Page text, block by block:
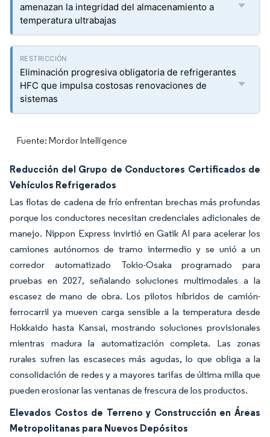
amenazan la integridad del almacenamiento a
temperatura ultrabajas
Eliminación progresiva obligatoria de refrigerantes
HFC que impulsa costosas renovaciones de
sistemas
Fuente: Mordor Intelligence
Reducción del Grupo de Conductores Certificados de
Vehículos Refrigerados
Las flotas de cadena de frío enfrentan brechas más profundas
porque los conductores necesitan credenciales adicionales de
manejo. Nippon Express invirtió en Gatik AI para acelerar los
camiones autónomos de tramo intermedio y se unió a un
corredor automatizado Tokio-Osaka programado para
pruebas en 2027, señalando soluciones multimodales a la
escasez de mano de obra. Los pilotos híbridos de camión-
ferrocarril ya mueven carga sensible a la temperatura desde
Hokkaido hasta Kansai, mostrando soluciones provisionales
mientras madura la automatización completa. Las zonas
rurales sufren las escaseces más agudas, lo que obliga a la
consolidación de redes y a mayores tarifas de última milla que
pueden erosionar las ventanas de frescura de los productos.
Elevados Costos de Terreno y Construcción en Áreas
Metropolitanas para Nuevos Depósitos